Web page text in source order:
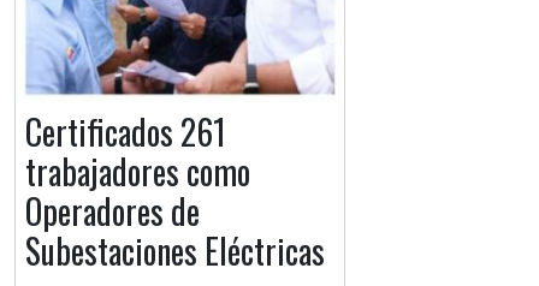
Certificados 261
trabajadores como
Operadores de
Subestaciones Eléctricas